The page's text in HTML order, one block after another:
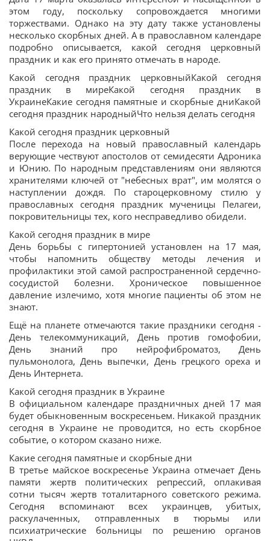
этом году, поскольку сопровождается многими
торжествами. Однако на эту дату также установлены
несколько скорбных дней. А в православном календаре
подробно описывается, какой сегодня церковный
праздник и как его принято отмечать в народе.
Какой сегодня праздник церковныйКакой сегодня
праздник в миреКакой сегодня праздник в
УкраинеКакие сегодня памятные и скорбные дниКакой
сегодня праздник народныйЧто нельзя делать сегодня
Какой сегодня праздник церковный
После перехода на новый православный календарь
верующие чествуют апостолов от семидесяти Адроника
и Юнию. По народным представлениям они являются
хранителями ключей от "небесных врат", им молятся о
наступлении дождя. По староцерковному стилю у
православных сегодня праздник мученицы Пелагеи,
покровительницы тех, кого несправедливо обидели.
Какой сегодня праздник в мире
День борьбы с гипертонией установлен на 17 мая,
чтобы напомнить обществу методы лечения и
профилактики этой самой распространенной сердечно-
сосудистой болезни. Хроническое повышенное
давление излечимо, хотя многие пациенты об этом не
знают.
Ещё на планете отмечаются такие праздники сегодня -
День телекоммуникаций, День против гомофобии,
День знаний про нейрофиброматоз, День
пульмонолога, День выпечки, День грецкого ореха и
День Интернета.
Какой сегодня праздник в Украине
В официальном календаре праздничных дней 17 мая
будет обыкновенным воскресеньем. Никакой праздник
сегодня в Украине не проводится, но есть скорбное
событие, о котором сказано ниже.
Какие сегодня памятные и скорбные дни
В третье майское воскресенье Украина отмечает День
памяти жертв политических репрессий, оплакивая
сотни тысяч жертв тоталитарного советского режима.
Сегодня вспоминают всех украинцев, убитых,
раскулаченных, отправленных в тюрьмы или
психиатрические больницы по решению органов